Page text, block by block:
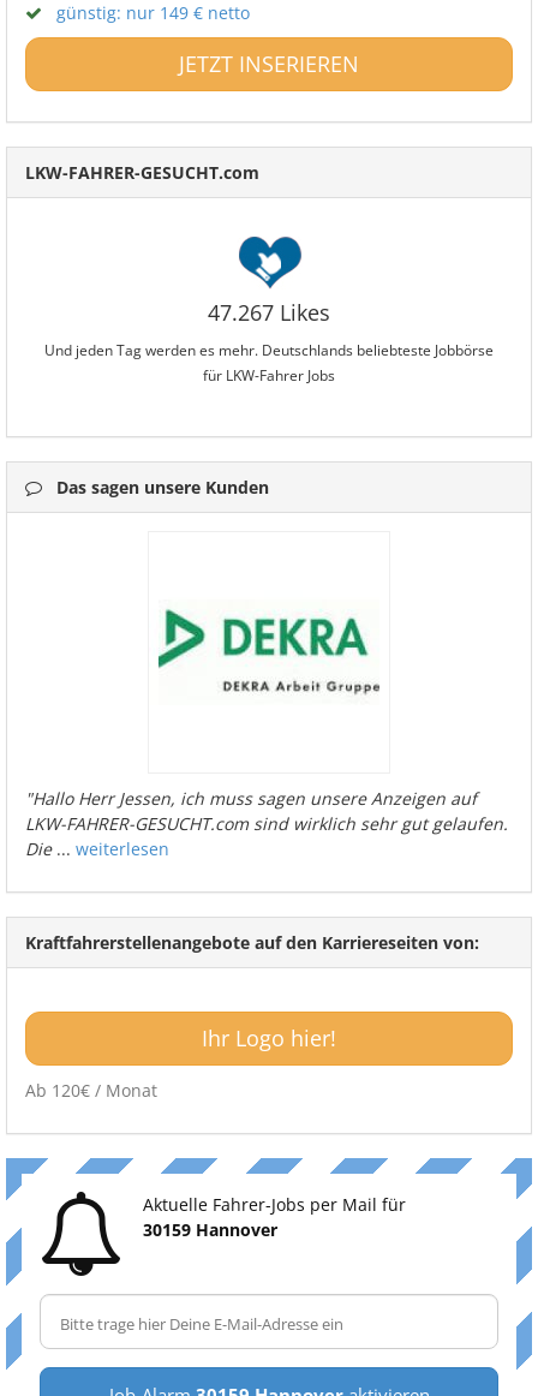
günstig: nur 149 € netto
JETZT INSERIEREN
LKW-FAHRER-GESUCHT.com
47.267 Likes
Und jeden Tag werden es mehr. Deutschlands beliebteste Jobbörse
für LKW-Fahrer Jobs
Das sagen unsere Kunden
"Hallo Herr Jessen, ich muss sagen unsere Anzeigen auf
LKW-FAHRER-GESUCHT.com sind wirklich sehr gut gelaufen.
Die... weiterlesen
Kraftfahrerstellenangebote auf den Karriereseiten von:
Ihr Logo hier!
Ab 120€ / Monat
Aktuelle Fahrer-Jobs per Mail für
30159 Hannover